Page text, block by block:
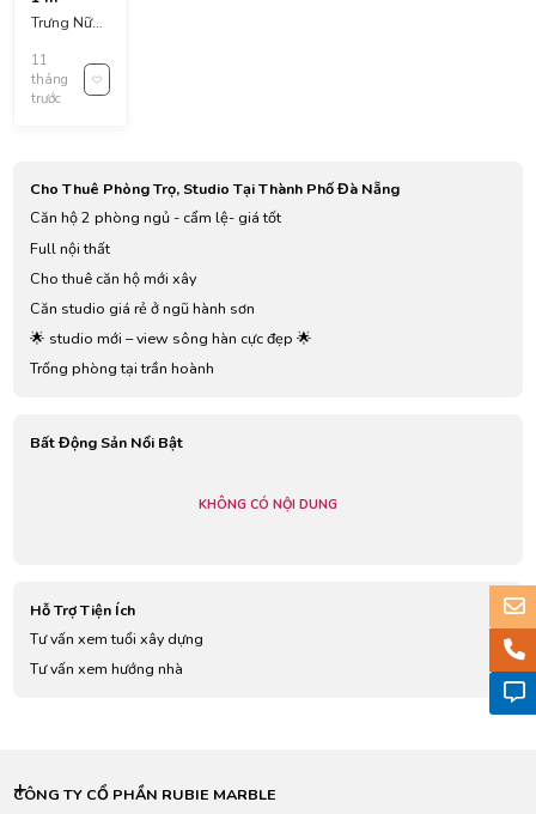
vương,
hải châu
Trưng Nữ
Hòa Thuận
Tây, Hải
Châu
11
tháng
trước
Cho Thuê Phòng Trọ, Studio Tại Thành Phố Đà Nẵng
Căn hộ 2 phòng ngủ - cẩm lệ- giá tốt
Full nội thất
Cho thuê căn hộ mới xây
Căn studio giá rẻ ở ngũ hành sơn
🌟 studio mới – view sông hàn cực đẹp 🌟
Trống phòng tại trần hoành
Bất Động Sản Nổi Bật
KHÔNG CÓ NỘI DUNG
Hỗ Trợ Tiện Ích
Tư vấn xem tuổi xây dựng
Tư vấn xem hướng nhà
CÔNG TY CỔ PHẦN RUBIE MARBLE